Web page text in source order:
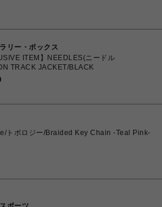
リー・ボックス
ITEM】NEEDLES(ニードル
TRACK JACKET/BLACK
トポロジー/Braided Key Chain -Teal Pink-